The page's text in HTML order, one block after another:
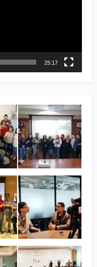
25:17